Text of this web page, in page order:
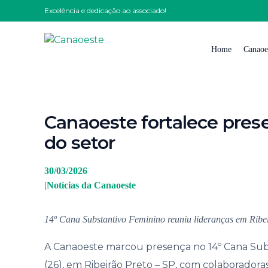
Excelência e dedicação ao associado!
Home
Canaoeste fortalece
do setor
30/03/2026
Notícias da Canaoeste
14º Cana Substantivo Feminino reuniu lideranças em
A Canaoeste marcou presença no 14º Cana
(26), em Ribeirão Preto – SP, com